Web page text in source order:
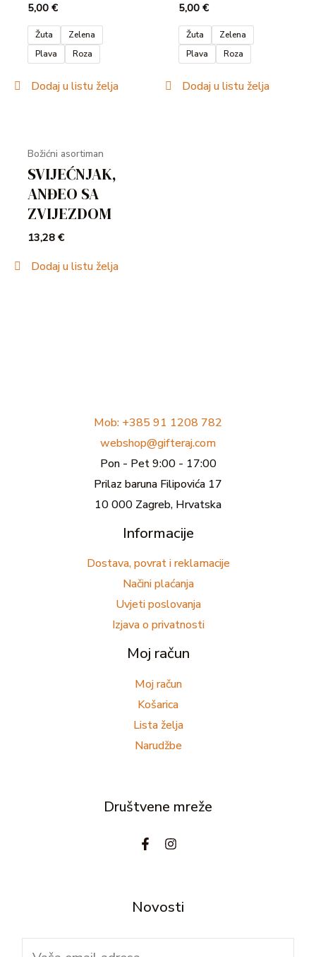
5,00€
Žuta
Zelena
Plava
Roza
Dodaj u listu želja
5,00€
Žuta
Zelena
Plava
Roza
Dodaj u listu želja
Božićni asortiman
SVIJEĆNJAK,
ANĐEO SA
ZVIJEZDOM
13,28€
Dodaj u listu želja
Mob: +385 91 1208 782
webshop@gifteraj.com
Pon - Pet 9:00 - 17:00
Prilaz baruna Filipovića 17
10 000 Zagreb, Hrvatska
Informacije
Dostava, povrat i reklamacije
Načini plaćanja
Uvjeti poslovanja
Izjava o privatnosti
Moj račun
Moj račun
Košarica
Lista želja
Narudžbe
Društvene mreže
Novosti